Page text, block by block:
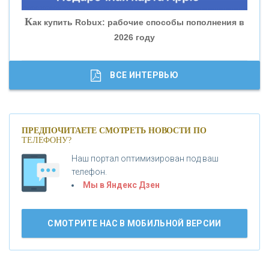
«СОВКОМБАНК»
«ГАЗПРОМБАНК»
«МОСКОВСКИЙ КРЕДИТНЫЙ БАНК»
«БАНК ВОЗРОЖДЕНИЕ»
АО «КРЕДИТ ЕВРОПА БАНК»
Как купить Robux: рабочие способы пополнения в
2026 году
Банки.ру обновил логотип впервые за 19 лет -
ВСЕ ИНТЕРВЬЮ
ПРЕДПОЧИТАЕТЕ СМОТРЕТЬ НОВОСТИ ПО
ТЕЛЕФОНУ?
Наш портал оптимизирован под ваш
телефон.
Мы в Яндекс Дзен
СМОТРИТЕ НАС В МОБИЛЬНОЙ ВЕРСИИ